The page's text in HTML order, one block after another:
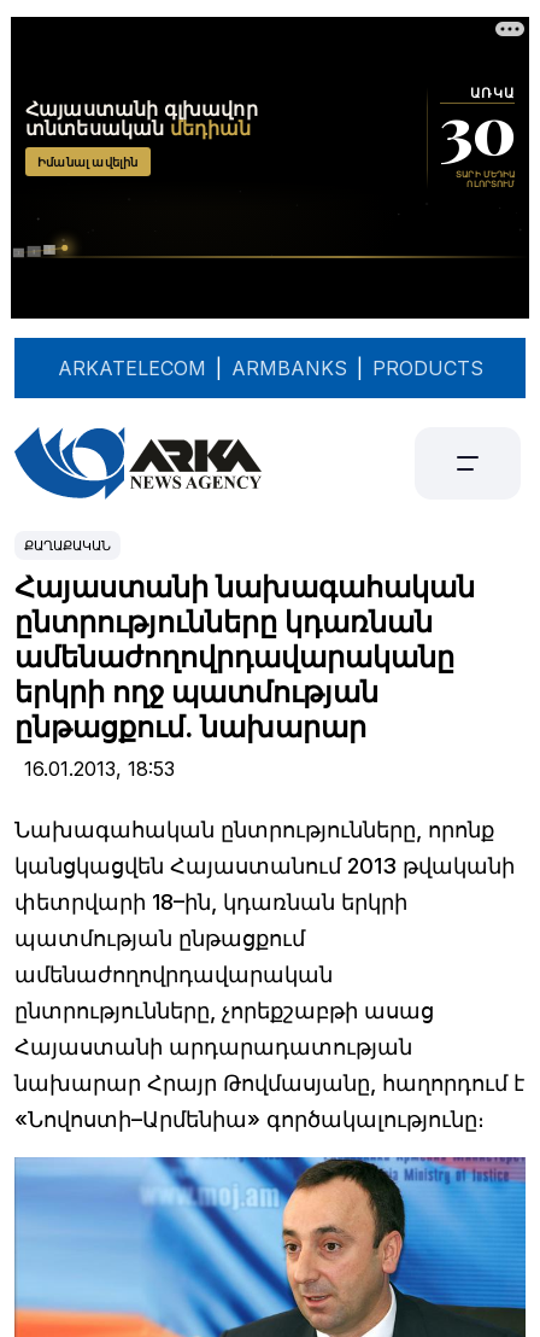
ARKATELECOM ARMBANKS PRODUCTS
ՔԱՂԱՔԱԿԱՆ
Հայաստանի նախագահական
ընտրությունները կդառնան
ամենաժողովրդավարականը
երկրի ողջ պատմության
ընթացքում. նախարար
16.01.2013, 18:53
Նախագահական ընտրությունները, որոնք
կանցկացվեն Հայաստանում 2013 թվականի
փետրվարի 18–ին, կդառնան երկրի
պատմության ընթացքում
ամենաժողովրդավարական
ընտրությունները, չորեքշաբթի ասաց
Հայաստանի արդարադատության
նախարար Հրայր Թովմասյանը, հաղորդում է
«Նովոստի–Արմենիա» գործակալությունը։